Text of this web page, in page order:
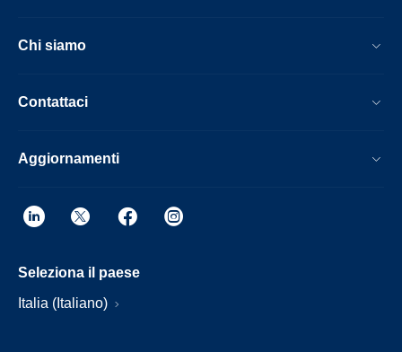
Chi siamo
Contattaci
Aggiornamenti
Seleziona il paese
Italia (Italiano)